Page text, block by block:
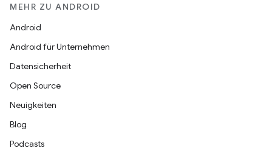
MEHR ZU ANDROID
Android
Android für Unternehmen
Datensicherheit
Open Source
Neuigkeiten
Blog
Podcasts